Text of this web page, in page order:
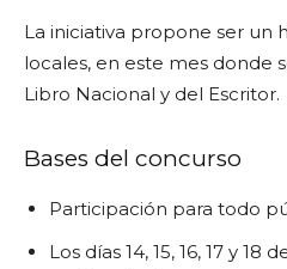
La iniciativa propone ser un
locales, en este mes donde
Libro Nacional y del Escritor.
Bases del concurso
Participación para todo
Los días 14, 15, 16, 17 y 18